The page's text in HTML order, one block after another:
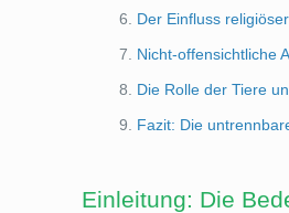
Der Einfluss
Nicht-offensichtliche
Die Rolle der Tiere
Fazit: Die
Einleitung: Die